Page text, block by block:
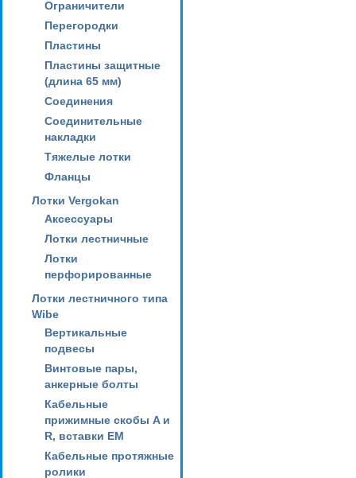
Ограничители
Перегородки
Пластины
Пластины защитные
(длина 65 мм)
Соединения
Соединительные
накладки
Тяжелые лотки
Фланцы
Лотки Vergokan
Аксессуары
Лотки лестничные
Лотки
перфорированные
Лотки лестничного типа
Wibe
Вертикальные
подвесы
Винтовые пары,
анкерные болты
Кабельные
прижимные скобы A и
R, вставки EM
Кабельные протяжные
ролики